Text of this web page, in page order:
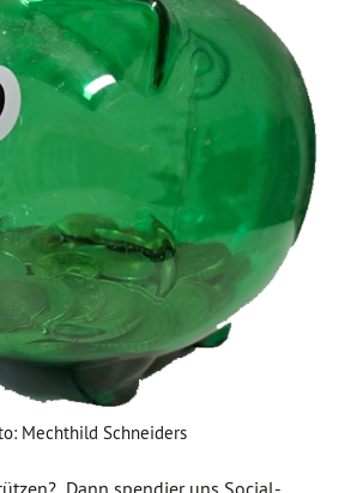
Mechthild Schneiders
Dann spendier uns Social-